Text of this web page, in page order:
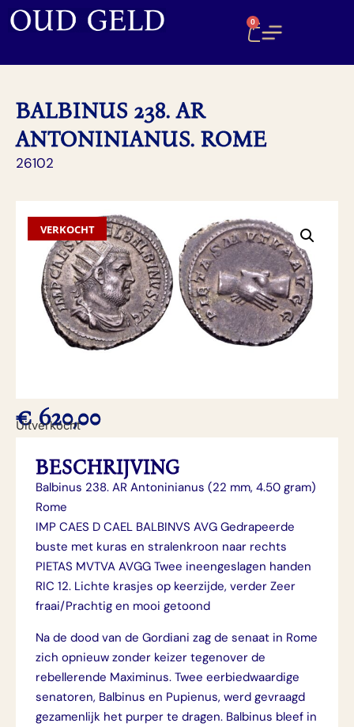
0
BALBINUS 238. AR
ANTONINIANUS. ROME
26102
VERKOCHT
€620,00
Uitverkocht
BESCHRIJVING
Balbinus 238. AR Antoninianus (22 mm, 4.50 gram)
Rome
IMP CAES D CAEL BALBINVS AVG Gedrapeerde
buste met kuras en stralenkroon naar rechts
PIETAS MVTVA AVGG Twee ineengeslagen handen
RIC 12. Lichte krasjes op keerzijde, verder Zeer
fraai/Prachtig en mooi getoond
Na de dood van de Gordiani zag de senaat in Rome
zich opnieuw zonder keizer tegenover de
rebellerende Maximinus. Twee eerbiedwaardige
senatoren, Balbinus en Pupienus, werd gevraagd
gezamenlijk het purper te dragen. Balbinus bleef in